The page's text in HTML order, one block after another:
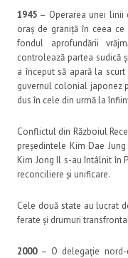
1945 – Operarea unei linii
oraș de graniță în ceea
fondul aprofundării
controlează partea sudică
a început să apară la
guvernul colonial japonez
dus în cele din urmă la
Conflictul din Războiul
președintele Kim Dae
Kim Jong Il s-au întâlnit în
reconciliere și unificare.
Cele două state au lucrat
ferate și drumuri
2000– O delegație nord-